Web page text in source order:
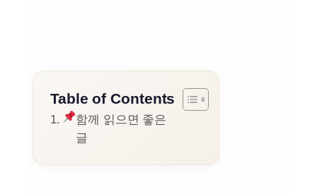
Table of Contents
함께 읽으면 좋은
글